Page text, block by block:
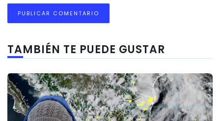
TAMBIÉN TE PUEDE GUSTAR